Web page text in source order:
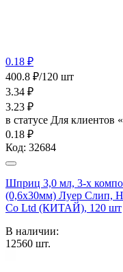
0.18 ₽
400.8 ₽/120 шт
3.34 ₽
3.23 ₽
в статусе Для клиентов
0.18 ₽
Код: 32684
Шприц 3,0 мл, 3-х
(0,6х30мм) Луер Слип,
Co Ltd (КИТАЙ), 120 шт
В наличии:
12560 шт.